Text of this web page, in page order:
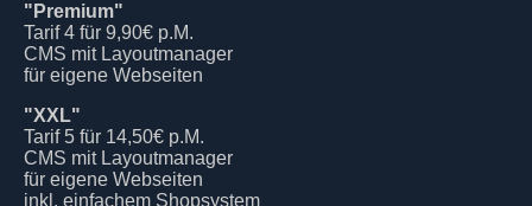
"Premium"
Tarif 4 für 9,90€ p.M.
CMS mit Layoutmanager
für eigene Webseiten
"XXL"
Tarif 5 für 14,50€ p.M.
CMS mit Layoutmanager
für eigene Webseiten
inkl. einfachem Shopsystem